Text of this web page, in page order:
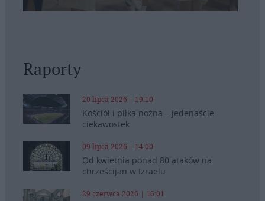
Raporty
20 lipca 2026 | 19:10
Kościół i piłka nożna – jedenaście
ciekawostek
09 lipca 2026 | 14:00
Od kwietnia ponad 80 ataków na
chrześcijan w Izraelu
29 czerwca 2026 | 16:01